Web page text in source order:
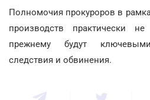
Полномочия прокуроров в
производств практически
прежнему будут
следствия и обвинения.